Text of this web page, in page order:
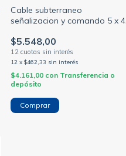
Cable subterraneo
señalizacion y comando 5 x 4
(NORMALIZADO)
$5.548,00
12 x $462,33 sin interés
$4.161,00 con Transferencia o
depósito